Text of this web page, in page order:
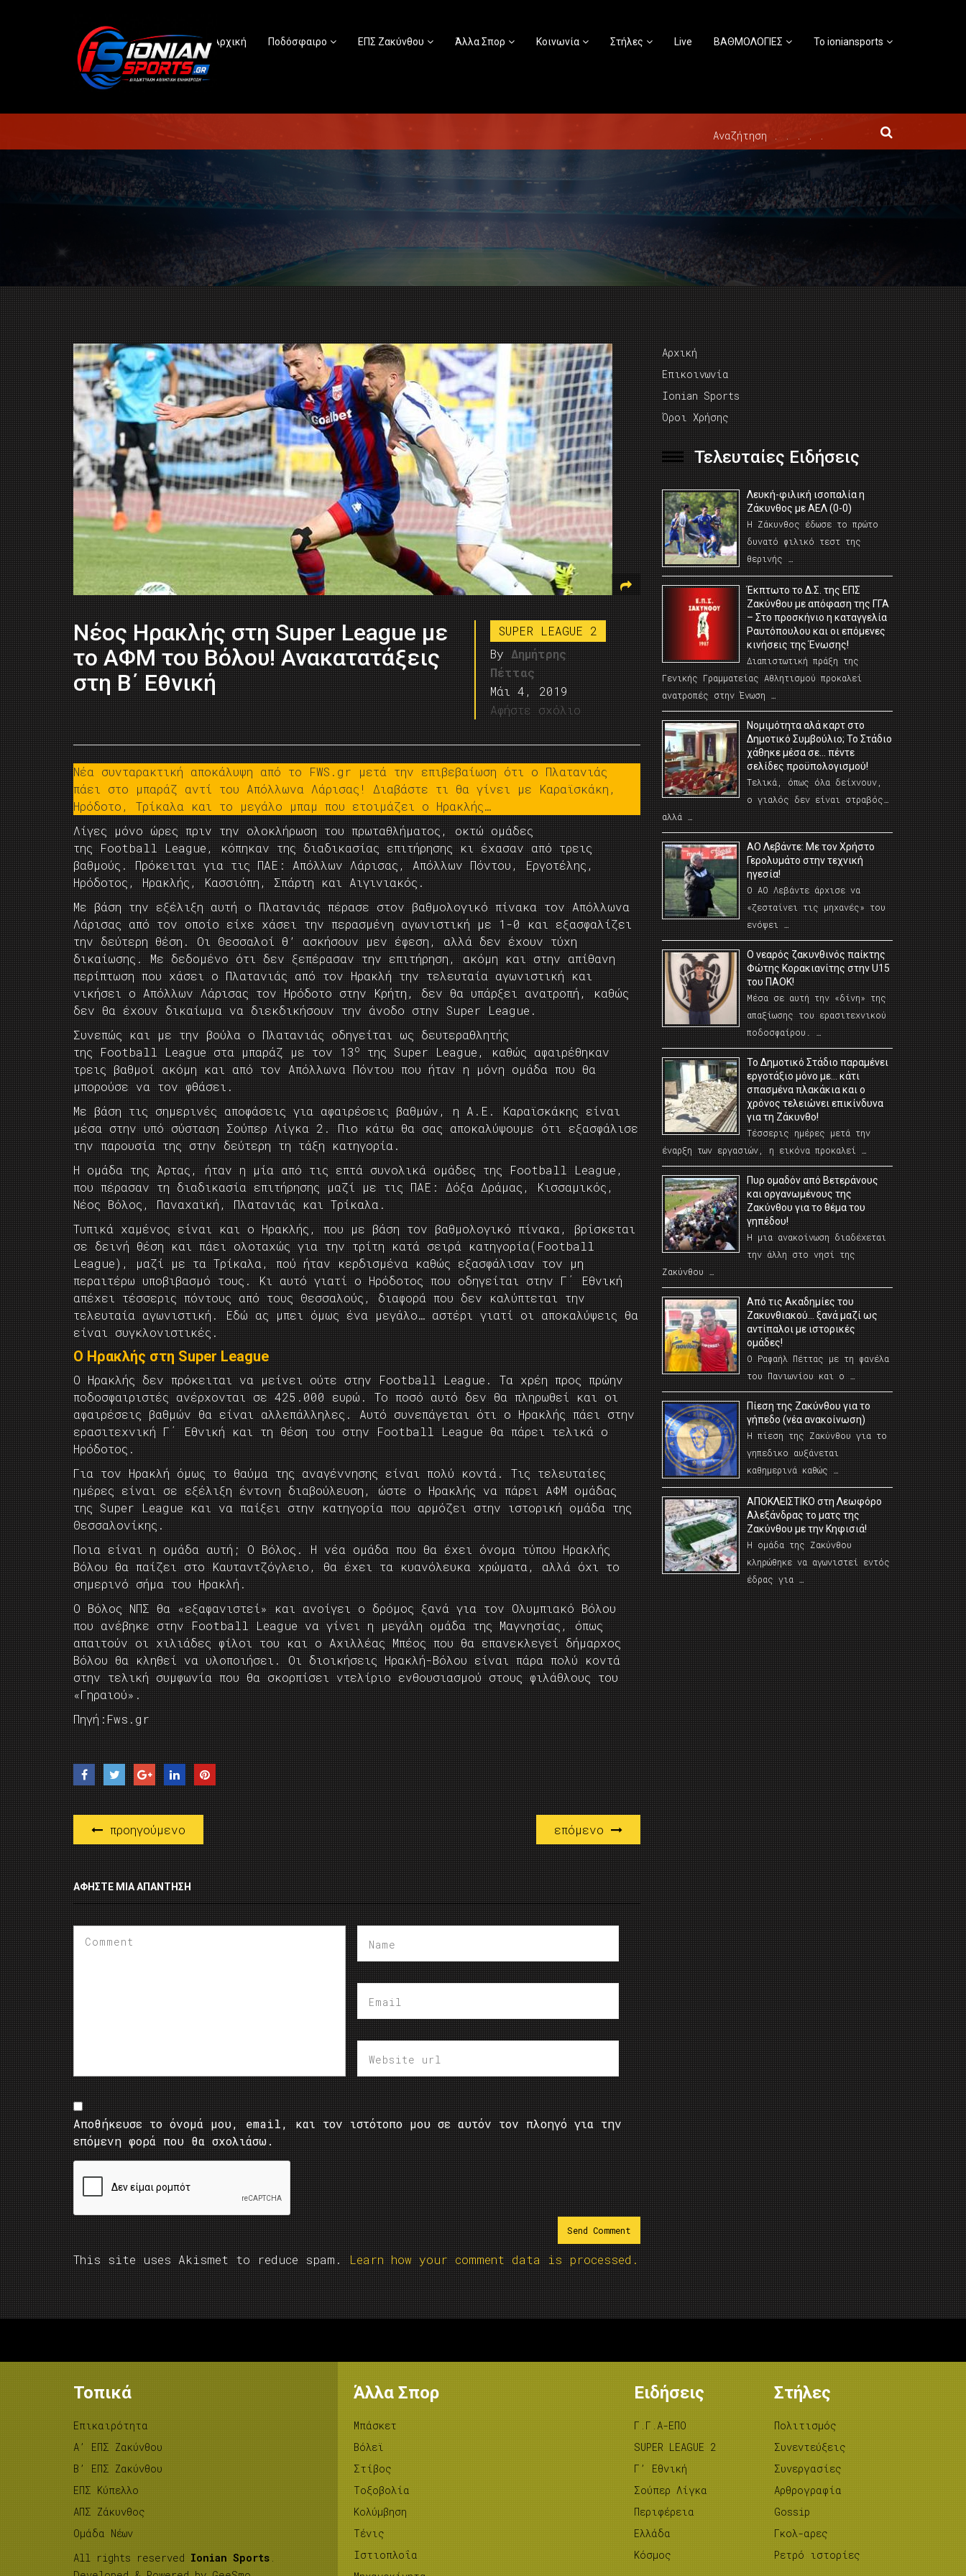
Αρχική Ποδόσφαιρο ΕΠΣ Ζακύνθου Άλλα Σπορ Κοινωνία Στήλες Live ΒΑΘΜΟΛΟΓΙΕΣ Το ioniansports
Νέος Ηρακλής στη Super League με
το ΑΦΜ του Βόλου! Ανακατατάξεις
στη Β΄ Εθνική
SUPER LEAGUE 2
By Δημήτρης
Πέττας
Μάι 4, 2019
Αφήστε σχόλιο
Νέα συνταρακτική αποκάλυψη από το FWS.gr μετά την επιβεβαίωση ότι ο Πλατανιάς
πάει στο μπαράζ αντί του Απόλλωνα Λάρισας! Διαβάστε τι θα γίνει με Καραϊσκάκη,
Ηρόδοτο, Τρίκαλα και το μεγάλο μπαμ που ετοιμάζει ο Ηρακλής…
Λίγες μόνο ώρες πριν την ολοκλήρωση του πρωταθλήματος, οκτώ ομάδες
της Football League, κόπηκαν της διαδικασίας επιτήρησης κι έχασαν από τρεις
βαθμούς. Πρόκειται για τις ΠΑΕ: Απόλλων Λάρισας, Απόλλων Πόντου, Εργοτέλης,
Ηρόδοτος, Ηρακλής, Κασσιόπη, Σπάρτη και Αιγινιακός.
Με βάση την εξέλιξη αυτή ο Πλατανιάς πέρασε στον βαθμολογικό πίνακα τον Απόλλωνα
Λάρισας από τον οποίο είχε χάσει την περασμένη αγωνιστική με 1-0 και εξασφαλίζει
την δεύτερη θέση. Οι Θεσσαλοί θ’ ασκήσουν μεν έφεση, αλλά δεν έχουν τύχη
δικαίωσης. Με δεδομένο ότι δεν ξεπέρασαν την επιτήρηση, ακόμη και στην απίθανη
περίπτωση που χάσει ο Πλατανιάς από τον Ηρακλή την τελευταία αγωνιστική και
νικήσει ο Απόλλων Λάρισας τον Ηρόδοτο στην Κρήτη, δεν θα υπάρξει ανατροπή, καθώς
δεν θα έχουν δικαίωμα να διεκδικήσουν την άνοδο στην Super League.
Συνεπώς και με την βούλα ο Πλατανιάς οδηγείται ως δευτεραθλητής
της Football League στα μπαράζ με τον 13ο
της Super League, καθώς αφαιρέθηκαν
τρεις βαθμοί ακόμη και από τον Απόλλωνα Πόντου που ήταν η μόνη ομάδα που θα
μπορούσε να τον φθάσει.
Με βάση τις σημερινές αποφάσεις για αφαιρέσεις βαθμών, η Α.Ε. Καραϊσκάκης είναι
μέσα στην υπό σύσταση Σούπερ Λίγκα 2. Πιο κάτω θα σας αποκαλύψουμε ότι εξασφάλισε
την παρουσία της στην δεύτερη τη τάξη κατηγορία.
Η ομάδα της Άρτας, ήταν η μία από τις επτά συνολικά ομάδες της Football League,
που πέρασαν τη διαδικασία επιτήρησης μαζί με τις ΠΑΕ: Δόξα Δράμας, Κισσαμικός,
Νέος Βόλος, Παναχαϊκή, Πλατανιάς και Τρίκαλα.
Τυπικά χαμένος είναι και ο Ηρακλής, που με βάση τον βαθμολογικό πίνακα, βρίσκεται
σε δεινή θέση και πάει ολοταχώς για την τρίτη κατά σειρά κατηγορία(Football
League), μαζί με τα Τρίκαλα, πού ήταν κερδισμένα καθώς εξασφάλισαν τον μη
περαιτέρω υποβιβασμό τους. Κι αυτό γιατί ο Ηρόδοτος που οδηγείται στην Γ΄ Εθνική
απέχει τέσσερις πόντους από τους Θεσσαλούς, διαφορά που δεν καλύπτεται την
τελευταία αγωνιστική. Εδώ ας μπει όμως ένα μεγάλο… αστέρι γιατί οι αποκαλύψεις θα
είναι συγκλονιστικές.
Ο Ηρακλής στη Super League
O Ηρακλής δεν πρόκειται να μείνει ούτε στην Football League. Τα χρέη προς πρώην
ποδοσφαιριστές ανέρχονται σε 425.000 ευρώ. Το ποσό αυτό δεν θα πληρωθεί και οι
αφαιρέσεις βαθμών θα είναι αλλεπάλληλες. Αυτό συνεπάγεται ότι ο Ηρακλής πάει στην
ερασιτεχνική Γ΄ Εθνική και τη θέση του στην Football League θα πάρει τελικά ο
Ηρόδοτος.
Για τον Ηρακλή όμως το θαύμα της αναγέννησης είναι πολύ κοντά. Τις τελευταίες
ημέρες είναι σε εξέλιξη έντονη διαβούλευση, ώστε ο Ηρακλής να πάρει ΑΦΜ ομάδας
της Super League και να παίξει στην κατηγορία που αρμόζει στην ιστορική ομάδα της
Θεσσαλονίκης.
Ποια είναι η ομάδα αυτή; Ο Βόλος. Η νέα ομάδα που θα έχει όνομα τύπου Ηρακλής
Βόλου θα παίζει στο Καυταντζόγλειο, θα έχει τα κυανόλευκα χρώματα, αλλά όχι το
σημερινό σήμα του Ηρακλή.
Ο Βόλος ΝΠΣ θα «εξαφανιστεί» και ανοίγει ο δρόμος ξανά για τον Ολυμπιακό Βόλου
που ανέβηκε στην Football League να γίνει η μεγάλη ομάδα της Μαγνησίας, όπως
απαιτούν οι χιλιάδες φίλοι του και ο Αχιλλέας Μπέος που θα επανεκλεγεί δήμαρχος
Βόλου θα κληθεί να υλοποιήσει. Οι διοικήσεις Ηρακλή-Βόλου είναι πάρα πολύ κοντά
στην τελική συμφωνία που θα σκορπίσει ντελίριο ενθουσιασμού στους φιλάθλους του
«Γηραιού».
Πηγή:Fws.gr
προηγούμενο επόμενο
ΑΦΉΣΤΕ ΜΙΑ ΑΠΆΝΤΗΣΗ
Αποθήκευσε το όνομά μου, email, και τον ιστότοπο μου σε αυτόν τον πλοηγό για την
επόμενη φορά που θα σχολιάσω.
This site uses Akismet to reduce spam. Learn how your comment data is processed.
Αρχική
Επικοινωνία
Ionian Sports
Όροι Χρήσης
Τελευταίες Ειδήσεις
Λευκή-φιλική ισοπαλία η
Ζάκυνθος με ΑΕΛ (0-0)
Η Ζάκυνθος έδωσε το πρώτο
δυνατό φιλικό τεστ της
θερινής …
Έκπτωτο το Δ.Σ. της ΕΠΣ
Ζακύνθου με απόφαση της ΓΓΑ
– Στο προσκήνιο η καταγγελία
Ραυτόπουλου και οι επόμενες
κινήσεις της Ένωσης!
Διαπιστωτική πράξη της
Γενικής Γραμματείας Αθλητισμού προκαλεί
ανατροπές στην Ένωση …
Νομιμότητα αλά καρτ στο
Δημοτικό Συμβούλιο; Το Στάδιο
χάθηκε μέσα σε… πέντε
σελίδες προϋπολογισμού!
Τελικά, όπως όλα δείχνουν,
ο γιαλός δεν είναι στραβός…
αλλά …
ΑΟ Λεβάντε: Με τον Χρήστο
Γερολυμάτο στην τεχνική
ηγεσία!
Ο ΑΟ Λεβάντε άρχισε να
«ζεσταίνει τις μηχανές» του
ενόψει …
O νεαρός ζακυνθινός παίκτης
Φώτης Κορακιανίτης στην U15
του ΠΑΟΚ!
Μέσα σε αυτή την «δίνη» της
απαξίωσης του ερασιτεχνικού
ποδοσφαίρου. …
Το Δημοτικό Στάδιο παραμένει
εργοτάξιο μόνο με… κάτι
σπασμένα πλακάκια και ο
χρόνος τελειώνει επικίνδυνα
για τη Ζάκυνθο!
Τέσσερις ημέρες μετά την
έναρξη των εργασιών, η εικόνα προκαλεί …
Πυρ ομαδόν από Βετεράνους
και οργανωμένους της
Ζακύνθου για το θέμα του
γηπέδου!
Η μια ανακοίνωση διαδέχεται
την άλλη στο νησί της
Ζακύνθου …
Από τις Ακαδημίες του
Ζακυνθιακού… ξανά μαζί ως
αντίπαλοι με ιστορικές
ομάδες!
Ο Ραφαήλ Πέττας με τη φανέλα
του Πανιωνίου και ο …
Πίεση της Ζακύνθου για το
γήπεδο (νέα ανακοίνωση)
Η πίεση της Ζακύνθου για το
γηπεδικο αυξάνεται
καθημερινά καθώς …
AΠΟΚΛΕΙΣΤΙΚΟ στη Λεωφόρο
Αλεξάνδρας το ματς της
Ζακύνθου με την Κηφισιά!
Η ομάδα της Ζακύνθου
κληρώθηκε να αγωνιστεί εντός
έδρας για …
Τοπικά
Επικαιρότητα
A’ ΕΠΣ Ζακύνθου
B’ ΕΠΣ Ζακύνθου
ΕΠΣ Κύπελλο
ΑΠΣ Ζάκυνθος
Ομάδα Νέων
All rights reserved Ionian Sports .
Άλλα Σπορ
Μπάσκετ
Βόλεϊ
Στίβος
Tοξοβολία
Κολύμβηση
Τένις
Ιστιοπλοΐα
Ειδήσεις
Γ.Γ.Α-ΕΠΟ
SUPER LEAGUE 2
Γ’ Εθνική
Σούπερ Λίγκα
Περιφέρεια
Ελλάδα
Κόσμος
Στήλες
Πολιτισμός
Συνεντεύξεις
Συνεργασίες
Αρθρογραφία
Gossip
Γκολ-αρες
Ρετρό ιστορίες